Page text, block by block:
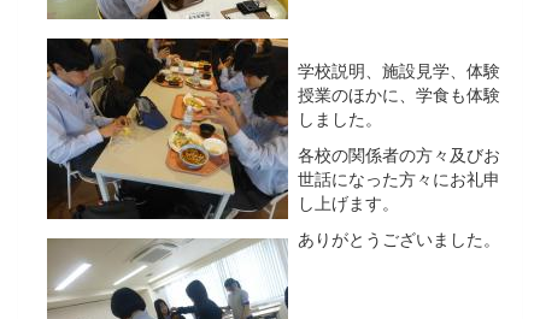
学校説明、施設見学、体験
授業のほかに、学食も体験
しました。
各校の関係者の方々及びお
世話になった方々にお礼申
し上げます。
ありがとうございました。